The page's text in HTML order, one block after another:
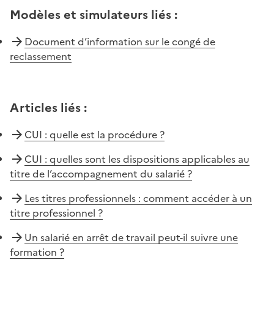
Modèles et simulateurs liés :
Document d’information sur le congé de
reclassement
Articles liés :
CUI : quelle est la procédure ?
CUI : quelles sont les dispositions applicables au
titre de l’accompagnement du salarié ?
Les titres professionnels : comment accéder à un
titre professionnel ?
Un salarié en arrêt de travail peut-il suivre une
formation ?